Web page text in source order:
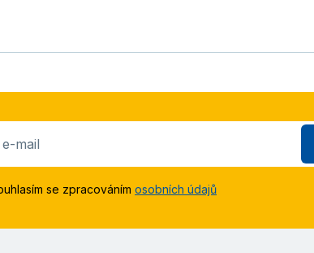
mail
se zpracováním osobních údajů